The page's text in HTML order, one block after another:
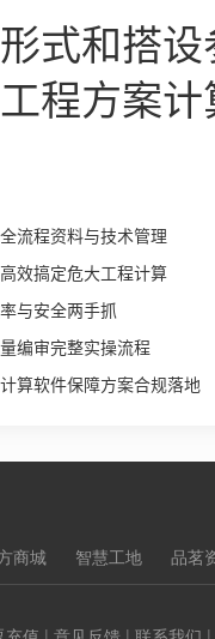
式和搭
程方案
流程资料与技术管理
效搞定危大工程计算
与安全两手抓
编审完整实操流程
算软件保障方案合规落地
商城 智慧工地 品茗